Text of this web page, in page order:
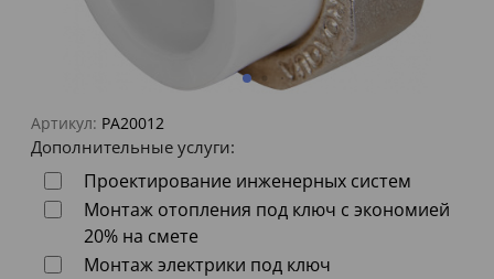
Артикул: PA20012
Дополнительные услуги:
Проектирование инженерных систем
Монтаж отопления под ключ с экономией
20% на смете
Монтаж электрики под ключ